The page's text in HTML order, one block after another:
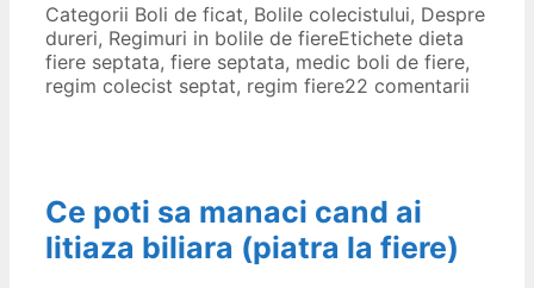
Categorii Boli de ficat, Bolile colecistului, Despre
dureri, Regimuri in bolile de fiereEtichete dieta
fiere septata, fiere septata, medic boli de fiere,
regim colecist septat, regim fiere22 comentarii
Ce poti sa manaci cand ai
litiaza biliara (piatra la fiere)